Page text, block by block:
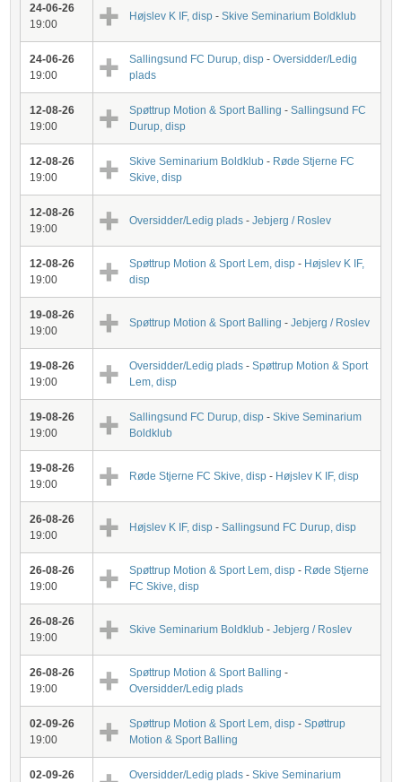
24-06-26
19:00
Højslev K IF, disp -Skive Seminarium Boldklub
24-06-26
19:00
Sallingsund FC Durup, disp -Oversidder/Ledig
plads
12-08-26
19:00
Spøttrup Motion & Sport Balling -Sallingsund FC
Durup, disp
12-08-26
19:00
Skive Seminarium Boldklub - Røde Stjerne FC
Skive, disp
12-08-26
19:00
Oversidder/Ledig plads -Jebjerg / Roslev
12-08-26
19:00
Spøttrup Motion & Sport Lem, disp - Højslev K IF,
disp
19-08-26
19:00
Spøttrup Motion & Sport Balling -Jebjerg / Roslev
19-08-26
19:00
Oversidder/Ledig plads -Spøttrup Motion & Sport
Lem, disp
19-08-26
19:00
Sallingsund FC Durup, disp -Skive Seminarium
Boldklub
19-08-26
19:00
Røde Stjerne FC Skive, disp - Højslev K IF, disp
26-08-26
19:00
Højslev K IF, disp -Sallingsund FC Durup, disp
26-08-26
19:00
Spøttrup Motion & Sport Lem, disp - Røde Stjerne
FC Skive, disp
26-08-26
19:00
Skive Seminarium Boldklub -Jebjerg / Roslev
26-08-26
19:00
Spøttrup Motion & Sport Balling -
Oversidder/Ledig plads
02-09-26
19:00
Spøttrup Motion & Sport Lem, disp -Spøttrup
Motion & Sport Balling
02-09-26 Oversidder/Ledig plads -Skive Seminarium